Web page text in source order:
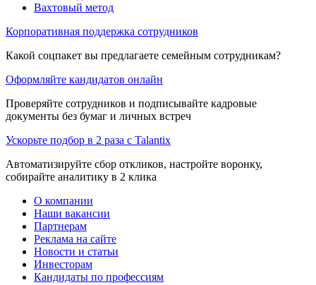
Вахтовый метод
Корпоративная поддержка сотрудников
Какой соцпакет вы предлагаете семейным сотрудникам?
Оформляйте кандидатов онлайн
Проверяйте сотрудников и подписывайте кадровые
документы без бумаг и личных встреч
Ускорьте подбор в 2 раза с Talantix
Автоматизируйте сбор откликов, настройте воронку,
собирайте аналитику в 2 клика
О компании
Наши вакансии
Партнерам
Реклама на сайте
Новости и статьи
Инвесторам
Кандидаты по профессиям